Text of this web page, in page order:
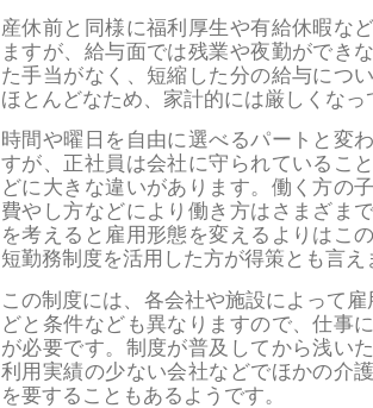
産休前と同様に福利厚生や有給休暇な
ますが、給与面では残業や夜勤ができ
た手当がなく、短縮した分の給与につ
ほとんどなため、家計的には厳しくな
時間や曜日を自由に選べるパートと変
すが、正社員は会社に守られているこ
どに大きな違いがあります。働く方の
費やし方などにより働き方はさまざま
を考えると雇用形態を変えるよりはこ
短勤務制度を活用した方が得策とも言え
この制度には、各会社や施設によって
どと条件なども異なりますので、仕事
が必要です。制度が普及してから浅い
利用実績の少ない会社などでほかの介
を要することもあるようです。